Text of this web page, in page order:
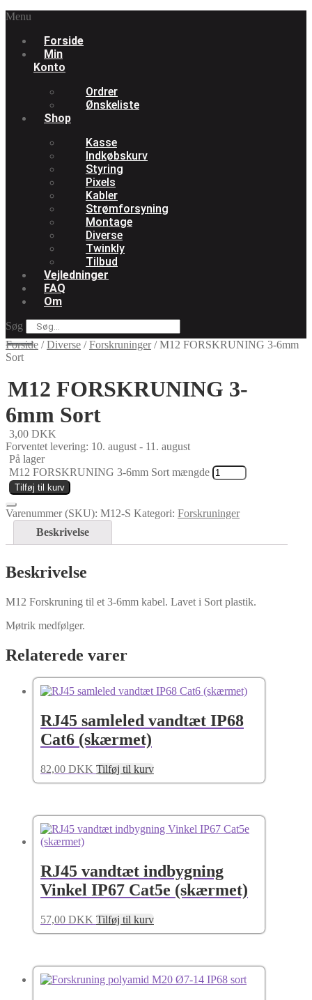
Menu
Forside
Min
Konto
Ordrer
Ønskeliste
Shop
Kasse
Indkøbskurv
Styring
Pixels
Kabler
Strømforsyning
Montage
Diverse
Twinkly
Tilbud
Vejledninger
FAQ
Om
Søg
Forside /Diverse /Forskruninger/M12 FORSKRUNING 3-6mm
Sort
M12 FORSKRUNING 3-
6mm Sort
3,00 DKK
Forventet levering: 10. august - 11. august
På lager
M12 FORSKRUNING 3-6mm Sort mængde
Tilføj til kurv
Varenummer (SKU): M12-S Kategori: Forskruninger
Beskrivelse
Beskrivelse
M12 Forskruning til et 3-6mm kabel. Lavet i Sort plastik.
Møtrik medfølger.
Relaterede varer
RJ45 samleled vandtæt IP68
Cat6 (skærmet)
82,00 DKK Tilføj til kurv
RJ45 vandtæt indbygning
Vinkel IP67 Cat5e (skærmet)
57,00 DKK Tilføj til kurv